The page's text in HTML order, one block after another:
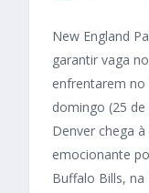
New England
garantir vaga
enfrentarem no
domingo (25
Denver chega
emocionante
Buffalo Bills, na